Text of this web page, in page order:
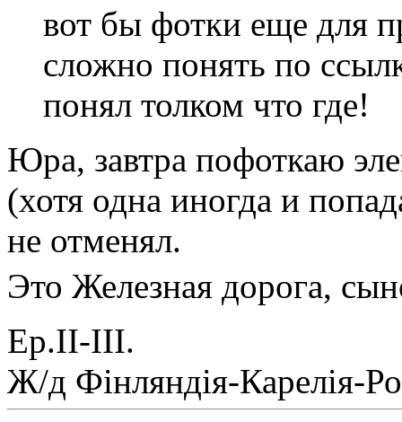
вот бы фотки еще для
сложно понять по
понял толком что где!
Юра, завтра пофоткаю
(хотя одна иногда и
не отменял.
Это Железная дорога,
Ер.II-III.
Ж/д Фiнляндiя-Карелiя-